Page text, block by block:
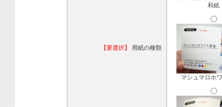
【要選択】 用紙の種類
和紙
マシュマロホ